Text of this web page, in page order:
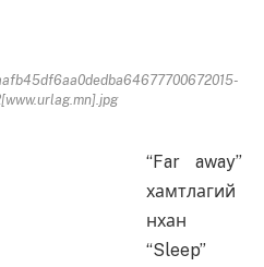
“Far away”
хамтлагий
нхан
“Sleep”